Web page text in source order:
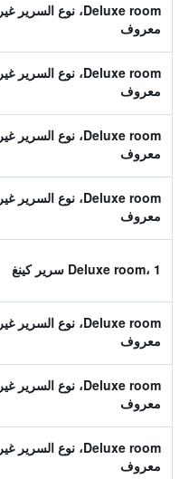
Deluxe room، نوع السرير غير
معروف
Deluxe room، نوع السرير غير
معروف
Deluxe room، نوع السرير غير
معروف
Deluxe room، نوع السرير غير
معروف
Deluxe room، 1 سرير كينغ
Deluxe room، نوع السرير غير
معروف
Deluxe room، نوع السرير غير
معروف
Deluxe room، نوع السرير غير
معروف